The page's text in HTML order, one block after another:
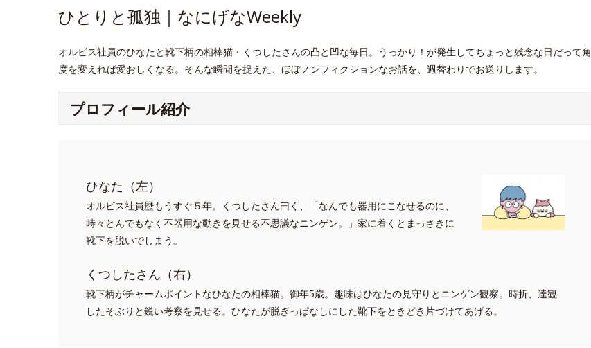
ひとりと孤独｜なにげなWeekly
オルビス社員のひなたと靴下柄の相棒猫・くつしたさんの凸と凹な毎日。うっかり！が発生してちょっと残念な日だって角
度を変えれば愛おしくなる。そんな瞬間を捉えた、ほぼノンフィクションなお話を、週替わりでお送りします。
プロフィール紹介
ひなた（左）
オルビス社員歴もうすぐ５年。くつしたさん曰く、「なんでも器用にこなせるのに、
時々とんでもなく不器用な動きを見せる不思議なニンゲン。」家に着くとまっさきに
靴下を脱いでしまう。
くつしたさん（右）
靴下柄がチャームポイントなひなたの相棒猫。御年5歳。趣味はひなたの見守りとニンゲン観察。時折、達観
したそぶりと鋭い考察を見せる。ひなたが脱ぎっぱなしにした靴下をときどき片づけてあげる。